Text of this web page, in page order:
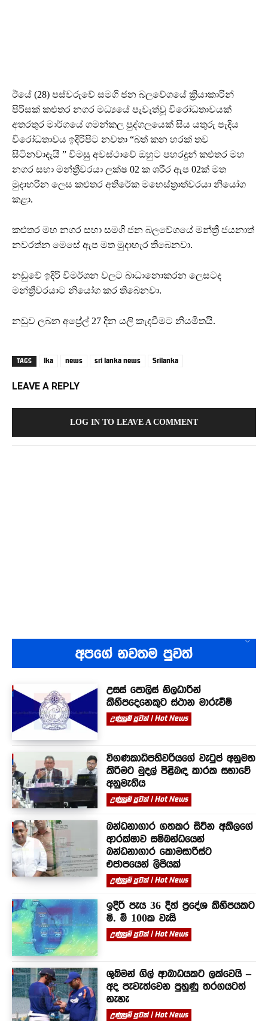
ඊයේ (28) පස්වරුවේ සමගි ජන බලවේගයේ ක්‍රියාකාරින්
පිරිසක් කළුතර නගර මධ්‍යයේ පැවැත්වූ විරෝධතාවයක්
අතරතුර මාර්ගයේ ගමන්කල පුද්ගලයෙක් සිය යතුරු පැදිය
විරෝධතාවය ඉදිරිපිට නවතා “බත් කන හරක් තව
සිටිනවාදැයි ” විමසු අවස්ථාවේ ඔහුට පහරදුන් කළුතර මහ
නගර සභා මන්ත්‍රීවරයා ලක්ෂ 02 ක ශරීර ඇප 02ක් මත
මුදාහරින ලෙස කළුතර අතිරේක මහෙස්ත්‍රාත්වරයා නියෝග
කළා.
කළුතර මහ නගර සභා සමගි ජන බලවේගයේ මන්ත්‍රී ජයනාත්
නවරත්න මෙසේ ඇප මත මුදාහැර තිබෙනවා.
නඩුවේ ඉදිරි විමර්ශන වලට බාධානොකරන ලෙසටද
මන්ත්‍රීවරයාට නියෝග කර තිබෙනවා.
නඩුව ලබන අප්‍රේල් 27 දින යලි කැදවීමට නියමිතයි.
TAGS lka news sri lanka news Srilanka
LEAVE A REPLY
LOG IN TO LEAVE A COMMENT
අපගේ නවතම පුවත්
උසස් පොලිස් නිලධාරීන්
කිහිපදෙනෙකුට ස්ථාන මාරුවීම්
උණුසුම් පුවත් | Hot News
විගණකාධිපතිවරියගේ වැටුප් අනුමත
කිරීමට මුදල් පිළිබඳ කාරක සභාවේ
අනුමැතිය
උණුසුම් පුවත් | Hot News
බන්ධනාගාර ගතකර සිටින අකිලගේ
ආරක්ෂාව සම්බන්ධයෙන්
බන්ධනාගාර කොමසාරිස්ට
එජාපයෙන් ලිපියක්
උණුසුම් පුවත් | Hot News
ඉදිරි පැය 36 දීත් ප්‍රදේශ කිහිපයකට
මි. මී 100ක වැසි
උණුසුම් පුවත් | Hot News
ශුබ්මන් ගිල් ආබාධයකට ලක්වෙයි –
අද පැවැත්වෙන පුහුණු තරගයටත්
නැහැ
උණුසුම් පුවත් | Hot News